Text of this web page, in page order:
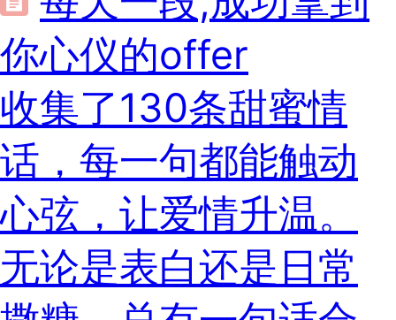
你心仪的offer
收集了130条甜蜜情
话，每一句都能触动
心弦，让爱情升温。
无论是表白还是日常